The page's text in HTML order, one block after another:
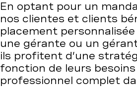
En optant pour un
nos clientes et clients
placement
une gérante ou un
ils profitent d’une
fonction de leurs
professionnel complet